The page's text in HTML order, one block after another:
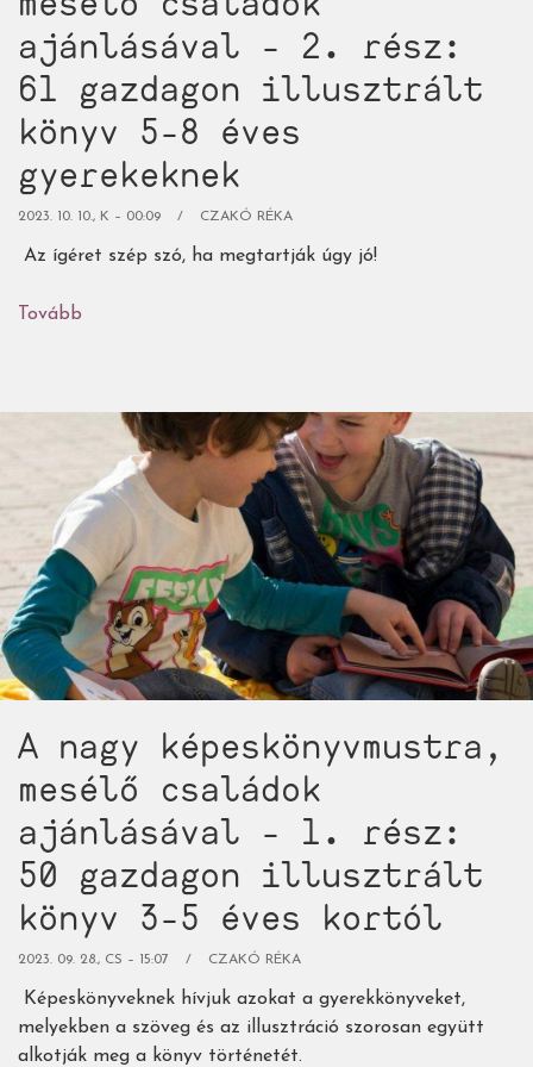
ajánlásával - 2. rész:
61 gazdagon illusztrált
könyv 5-8 éves
gyerekeknek
2023. 10. 10., K – 00:09 CZAKÓ RÉKA
Az ígéret szép szó, ha megtartják úgy jó!
Tovább
családok
ajánlásával
2.
rész:
61
gazdagon
illusztrált
könyv
5-
éves
gyerekeknek)
A nagy képeskönyvmustra,
mesélő családok
ajánlásával - 1. rész:
50 gazdagon illusztrált
könyv 3-5 éves kortól
2023. 09. 28., CS – 15:07 CZAKÓ RÉKA
Képeskönyveknek hívjuk azokat a gyerekkönyveket,
melyekben a szöveg és az illusztráció szorosan együtt
alkotják meg a könyv történetét.